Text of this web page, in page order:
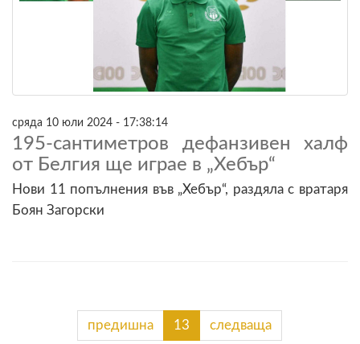
сряда 10 юли 2024 - 17:38:14
195-сантиметров дефанзивен халф
от Белгия ще играе в „Хебър“
Нови 11 попълнения във „Хебър“, раздяла с вратаря
Боян Загорски
предишна 13 следваща